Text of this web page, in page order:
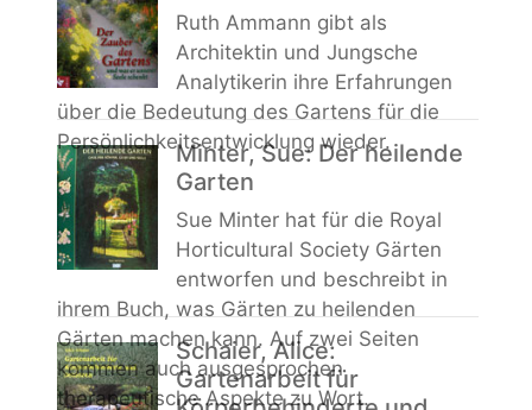
Ruth Ammann gibt als
Architektin und Jungsche
Analytikerin ihre Erfahrungen
über die Bedeutung des Gartens für die
Persönlichkeitsentwicklung wieder.
Minter, Sue: Der heilende
Garten
Sue Minter hat für die Royal
Horticultural Society Gärten
entworfen und beschreibt in
ihrem Buch, was Gärten zu heilenden
Gärten machen kann. Auf zwei Seiten
kommen auch ausgesprochen
therapeutische Aspekte zu Wort.
Schaier, Alice:
Gartenarbeit für